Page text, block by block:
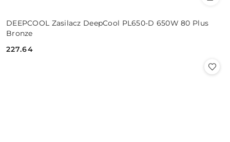
DEEPCOOL Zasilacz DeepCool PL650-D 650W 80 Plus
Bronze
Cena:
227.64